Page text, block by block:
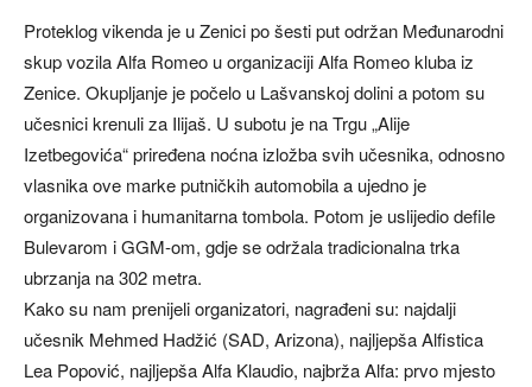
Proteklog vikenda je u Zenici po šesti put održan Međunarodni
skup vozila Alfa Romeo u organizaciji Alfa Romeo kluba iz
Zenice. Okupljanje je počelo u Lašvanskoj dolini a potom su
učesnici krenuli za Ilijaš. U subotu je na Trgu „Alije
Izetbegovića“ priređena noćna izložba svih učesnika, odnosno
vlasnika ove marke putničkih automobila a ujedno je
organizovana i humanitarna tombola. Potom je uslijedio defile
Bulevarom i GGM-om, gdje se održala tradicionalna trka
ubrzanja na 302 metra.
Kako su nam prenijeli organizatori, nagrađeni su: najdalji
učesnik Mehmed Hadžić (SAD, Arizona), najljepša Alfistica
Lea Popović, najljepša Alfa Klaudio, najbrža Alfa: prvo mjesto